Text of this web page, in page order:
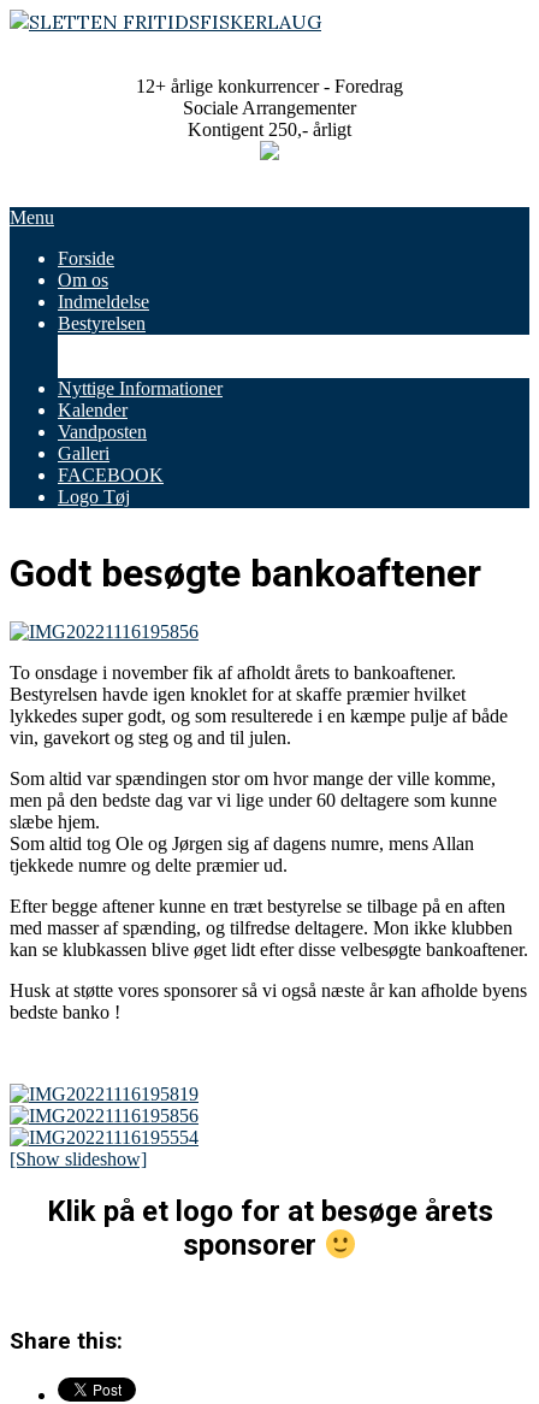
Skip
12+ årlige konkurrencer - Foredrag
Sociale Arrangementer
Kontigent 250,- årligt
Primary
Menu
Menu
Forside
Om os
Indmeldelse
Bestyrelsen
Nyttige Informationer
Kalender
Vandposten
Galleri
FACEBOOK
Logo Tøj
Godt besøgte bankoaftener
To onsdage i november fik af afholdt årets to bankoaftener.
Bestyrelsen havde igen knoklet for at skaffe præmier hvilket
lykkedes super godt, og som resulterede i en kæmpe pulje af både
vin, gavekort og steg og and til julen.
Som altid var spændingen stor om hvor mange der ville komme,
men på den bedste dag var vi lige under 60 deltagere som kunne
slæbe hjem.
Som altid tog Ole og Jørgen sig af dagens numre, mens Allan
tjekkede numre og delte præmier ud.
Efter begge aftener kunne en træt bestyrelse se tilbage på en aften
med masser af spænding, og tilfredse deltagere. Mon ikke klubben
kan se klubkassen blive øget lidt efter disse velbesøgte bankoaftener.
Husk at støtte vores sponsorer så vi også næste år kan afholde byens
bedste banko !
[Show slideshow]
Klik på et logo for at besøge årets
sponsorer
Share this: